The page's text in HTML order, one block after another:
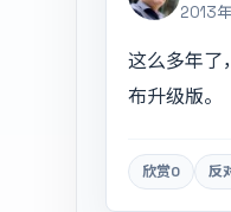
2013
这么多年了
布升级版。
欣赏0 反